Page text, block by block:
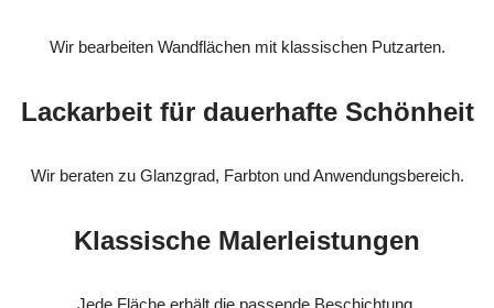
Wir bearbeiten Wandflächen mit klassischen Putzarten.
Lackarbeit für dauerhafte Schönheit
Wir beraten zu Glanzgrad, Farbton und Anwendungsbereich.
Klassische Malerleistungen